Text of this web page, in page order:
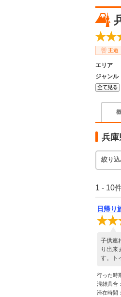
王道
エリア
ジャンル
兵庫
絞り
1 - 10
日帰り
子供連
り出来
す。ト
行った時
混雑具合
滞在時間